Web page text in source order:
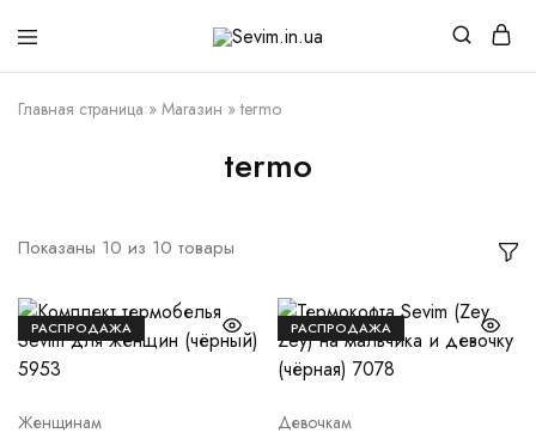
Sevim.in.ua
Интернет
магазин
и
Главная страница » Магазин »termo
termo
Показаны 10 из 10 товары
РАСПРОДАЖА
Женщинам
РАСПРОДАЖА
Девочкам